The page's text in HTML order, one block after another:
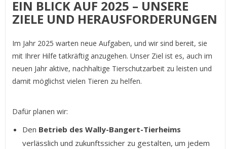
EIN BLICK AUF 2025 – UNSERE
ZIELE UND HERAUSFORDERUNGEN
Im Jahr 2025 warten neue Aufgaben, und wir sind bereit, sie
mit Ihrer Hilfe tatkräftig anzugehen. Unser Ziel ist es, auch im
neuen Jahr aktive, nachhaltige Tierschutzarbeit zu leisten und
damit möglichst vielen Tieren zu helfen.
Dafür planen wir:
Den Betrieb des Wally-Bangert-Tierheims
verlässlich und zukunftssicher zu gestalten, um jedem